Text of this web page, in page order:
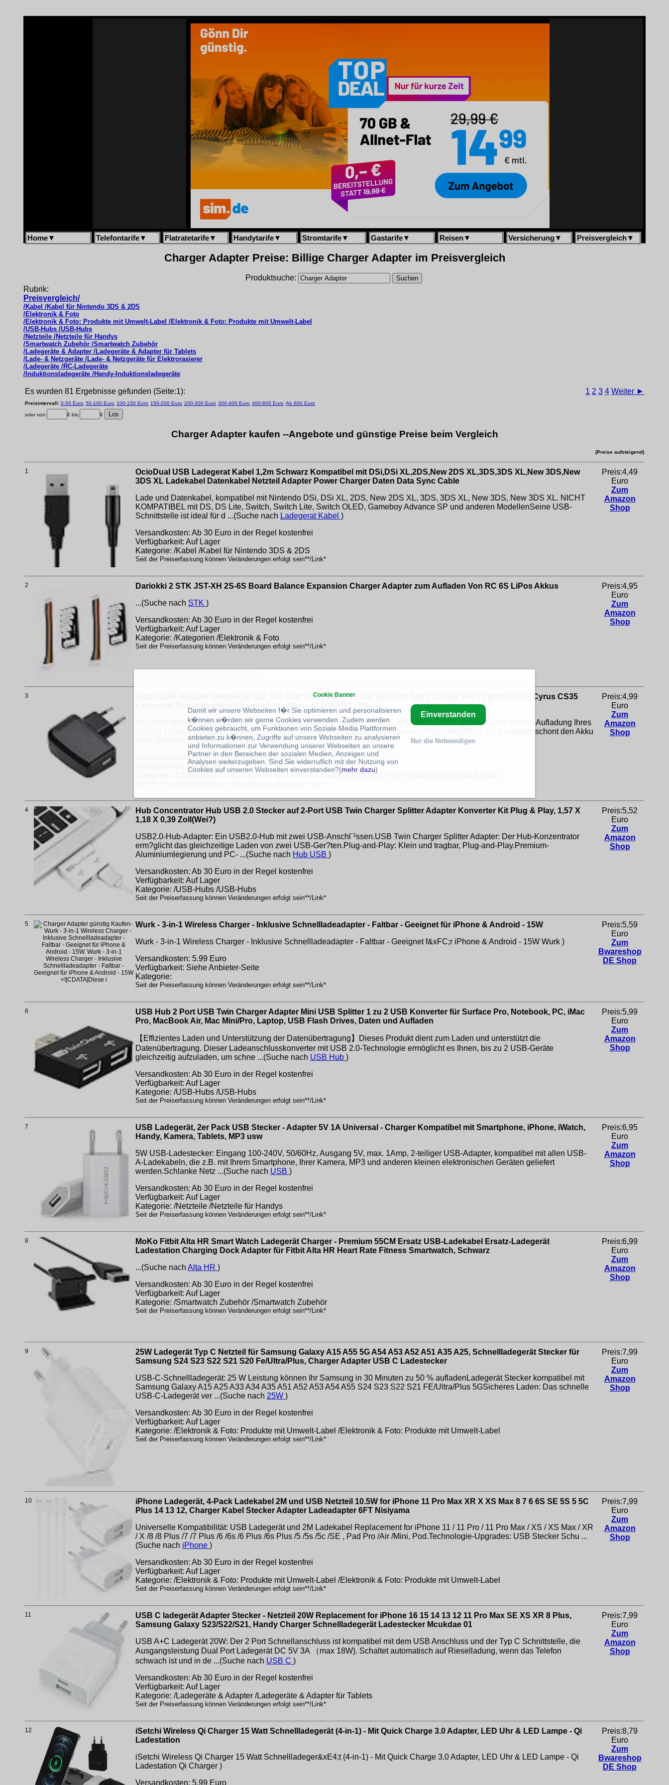
Home▼ Telefontarife▼ Flatratetarife▼ Handytarife▼ Stromtarife▼ Gastarife▼ Reisen▼ Versicherung▼ Preisvergleich▼
Charger Adapter Preise: Billige Charger Adapter im Preisvergleich
Produktsuche:
Rubrik:
Preisvergleich/
/Kabel /Kabel für Nintendo 3DS & 2DS
/Elektronik & Foto
/Elektronik & Foto: Produkte mit Umwelt-Label /Elektronik & Foto: Produkte mit Umwelt-Label
/USB-Hubs /USB-Hubs
/Netzteile /Netzteile für Handys
/Smartwatch Zubehör /Smartwatch Zubehör
/Ladegeräte & Adapter /Ladegeräte & Adapter für Tablets
/Lade- & Netzgeräte /Lade- & Netzgeräte für Elektrorasierer
/Ladegeräte /RC-Ladegeräte
/Induktionsladegeräte /Handy-Induktionsladegeräte
Es wurden 81 Ergebnisse gefunden (Seite:1): 1 2 3 4 Weiter ►
Preisintervall: 0-50 Euro 50-100 Euro 100-150 Euro 150-200 Euro 200-300 Euro 300-400 Euro 400-600 Euro Ab 600 Euro
oder von: € bis: €
Charger Adapter kaufen --Angebote und günstige Preise beim Vergleich
(Preise aufsteigend)
1
OcioDual USB Ladegerat Kabel 1,2m Schwarz Kompatibel mit DSi,DSi XL,2DS,New 2DS XL,3DS,3DS XL,New 3DS,New
3DS XL Ladekabel Datenkabel Netzteil Adapter Power Charger Daten Data Sync Cable
Lade und Datenkabel, kompatibel mit Nintendo DSi, DSi XL, 2DS, New 2DS XL, 3DS, 3DS XL, New 3DS, New 3DS XL. NICHT
KOMPATIBEL mit DS, DS Lite, Switch, Switch Lite, Switch OLED, Gameboy Advance SP und anderen ModellenSeine USB-
Schnittstelle ist ideal für d ...(Suche nach Ladegerat Kabel )
Versandkosten: Ab 30 Euro in der Regel kostenfrei
Verfügbarkeit: Auf Lager
Kategorie: /Kabel /Kabel für Nintendo 3DS & 2DS
Seit der Preiserfassung können Veränderungen erfolgt sein**/Link*
Preis:4,49
Euro
Zum
Amazon
Shop
2
Dariokki 2 STK JST-XH 2S-6S Board Balance Expansion Charger Adapter zum Aufladen Von RC 6S LiPos Akkus
...(Suche nach STK )
Versandkosten: Ab 30 Euro in der Regel kostenfrei
Verfügbarkeit: Auf Lager
Kategorie: /Kategorien /Elektronik & Foto
Seit der Preiserfassung können Veränderungen erfolgt sein**/Link*
Preis:4,95
Euro
Zum
Amazon
Shop
3
Slabo USB-Adapter Netzteil für Cat S31 | Cat S40 | Cat S52 | Cat S60 | Cat S61 | Cat S62 Pro | Cyrus CS24 | Cyrus CS35
Ladegerät Reiseladegerät Charger Ultra-Slim - SCHWARZ | Black
DESIGN: klein und kompakter ultra-slim Look gepaart mit schlichter OptikUNKOMPLIZIERT: schnelle und sichere Aufladung Ihres
CatS31 | CatS40 | CatS52 | CatS60 | CatS61 | CatS62Pro | CyrusCS24 | CyrusCS35SICHERHEIT: USB-Adapter schont den Akku
Ihres GerätsM ...(Suche nachUSB-Adapter)
Versandkosten: Ab 30 Euro in der Regel kostenfrei
Verfügbarkeit: Auf Lager
Kategorie: /Elektronik & Foto: Produkte mit Umwelt-Label /Elektronik & Foto: Produkte mit Umwelt-Label
Preis:4,99
Euro
Zum
Amazon
Shop
4
Hub Concentrator Hub USB 2.0 Stecker auf 2-Port USB Twin Charger Splitter Adapter Konverter Kit Plug & Play, 1,57 X
1,18 X 0,39 Zoll(Wei?)
USB2.0-Hub-Adapter: Ein USB2.0-Hub mit zwei USB-Anschl¨¹ssen.USB Twin Charger Splitter Adapter: Der Hub-Konzentrator
erm?glicht das gleichzeitige Laden von zwei USB-Ger?ten.Plug-and-Play: Klein und tragbar, Plug-and-Play.Premium-
Aluminiumlegierung und PC- ...(Suche nach Hub USB )
Versandkosten: Ab 30 Euro in der Regel kostenfrei
Verfügbarkeit: Auf Lager
Kategorie: /USB-Hubs /USB-Hubs
Seit der Preiserfassung können Veränderungen erfolgt sein**/Link*
Preis:5,52
Euro
Zum
Amazon
Shop
5
Wurk - 3-in-1 Wireless Charger - Inklusive Schnellladeadapter - Faltbar - Geeignet für iPhone & Android - 15W
Wurk - 3-in-1 Wireless Charger - Inklusive Schnellladeadapter - Faltbar - Geeignet f&xFC;r iPhone & Android - 15W Wurk )
Versandkosten: 5.99 Euro
Verfügbarkeit: Siehe Anbieter-Seite
Kategorie:
Seit der Preiserfassung können Veränderungen erfolgt sein**/Link*
Preis:5,59
Euro
Zum
Bwareshop
DE Shop
6
USB Hub 2 Port USB Twin Charger Adapter Mini USB Splitter 1 zu 2 USB Konverter für Surface Pro, Notebook, PC, iMac
Pro, MacBook Air, Mac Mini/Pro, Laptop, USB Flash Drives, Daten und Aufladen
【Effizientes Laden und Unterstützung der Datenübertragung】Dieses Produkt dient zum Laden und unterstützt die
Datenübertragung. Dieser Ladeanschlusskonverter mit USB 2.0-Technologie ermöglicht es Ihnen, bis zu 2 USB-Geräte
gleichzeitig aufzuladen, um schne ...(Suche nach USB Hub )
Versandkosten: Ab 30 Euro in der Regel kostenfrei
Verfügbarkeit: Auf Lager
Kategorie: /USB-Hubs /USB-Hubs
Seit der Preiserfassung können Veränderungen erfolgt sein**/Link*
Preis:5,99
Euro
Zum
Amazon
Shop
7
USB Ladegerät, 2er Pack USB Stecker - Adapter 5V 1A Universal - Charger Kompatibel mit Smartphone, iPhone, iWatch,
Handy, Kamera, Tablets, MP3 usw
5W USB-Ladestecker: Eingang 100-240V, 50/60Hz, Ausgang 5V, max. 1Amp, 2-teiliger USB-Adapter, kompatibel mit allen USB-
A-Ladekabeln, die z.B. mit Ihrem Smartphone, Ihrer Kamera, MP3 und anderen kleinen elektronischen Geräten geliefert
werden.Schlanke Netz ...(Suche nach USB )
Versandkosten: Ab 30 Euro in der Regel kostenfrei
Verfügbarkeit: Auf Lager
Kategorie: /Netzteile /Netzteile für Handys
Seit der Preiserfassung können Veränderungen erfolgt sein**/Link*
Preis:6,95
Euro
Zum
Amazon
Shop
8
MoKo Fitbit Alta HR Smart Watch Ladegerät Charger - Premium 55CM Ersatz USB-Ladekabel Ersatz-Ladegerät
Ladestation Charging Dock Adapter für Fitbit Alta HR Heart Rate Fitness Smartwatch, Schwarz
...(Suche nach Alta HR )
Versandkosten: Ab 30 Euro in der Regel kostenfrei
Verfügbarkeit: Auf Lager
Kategorie: /Smartwatch Zubehör /Smartwatch Zubehör
Seit der Preiserfassung können Veränderungen erfolgt sein**/Link*
Preis:6,99
Euro
Zum
Amazon
Shop
9
25W Ladegerät Typ C Netzteil für Samsung Galaxy A15 A55 5G A54 A53 A52 A51 A35 A25, Schnellladegerät Stecker für
Samsung S24 S23 S22 S21 S20 Fe/Ultra/Plus, Charger Adapter USB C Ladestecker
USB-C-Schnellladegerät: 25 W Leistung können Ihr Samsung in 30 Minuten zu 50 % aufladenLadegerät Stecker kompatibel mit
Samsung Galaxy A15 A25 A33 A34 A35 A51 A52 A53 A54 A55 S24 S23 S22 S21 FE/Ultra/Plus 5GSicheres Laden: Das schnelle
USB-C-Ladegerät ver ...(Suche nach 25W )
Versandkosten: Ab 30 Euro in der Regel kostenfrei
Verfügbarkeit: Auf Lager
Kategorie: /Elektronik & Foto: Produkte mit Umwelt-Label /Elektronik & Foto: Produkte mit Umwelt-Label
Seit der Preiserfassung können Veränderungen erfolgt sein**/Link*
Preis:7,99
Euro
Zum
Amazon
Shop
10
iPhone Ladegerät, 4-Pack Ladekabel 2M und USB Netzteil 10.5W for iPhone 11 Pro Max XR X XS Max 8 7 6 6S SE 5S 5 5C
Plus 14 13 12, Charger Kabel Stecker Adapter Ladeadapter 6FT Nisiyama
Universelle Kompatibilität: USB Ladegerät und 2M Ladekabel Replacement for iPhone 11 / 11 Pro / 11 Pro Max / XS / XS Max / XR
/ X /8 /8 Plus /7 /7 Plus /6 /6s /6 Plus /6s Plus /5 /5s /5c /SE , Pad Pro /Air /Mini, Pod.Technologie-Upgrades: USB Stecker Schu ...
(Suche nach iPhone )
Versandkosten: Ab 30 Euro in der Regel kostenfrei
Verfügbarkeit: Auf Lager
Kategorie: /Elektronik & Foto: Produkte mit Umwelt-Label /Elektronik & Foto: Produkte mit Umwelt-Label
Seit der Preiserfassung können Veränderungen erfolgt sein**/Link*
Preis:7,99
Euro
Zum
Amazon
Shop
11
USB C ladegerät Adapter Stecker - Netzteil 20W Replacement for iPhone 16 15 14 13 12 11 Pro Max SE XS XR 8 Plus,
Samsung Galaxy S23/S22/S21, Handy Charger Schnellladegerät Ladestecker Mcukdae 01
USB A+C Ladegerät 20W: Der 2 Port Schnellanschluss ist kompatibel mit dem USB Anschluss und der Typ C Schnittstelle, die
Ausgangsleistung Dual Port Ladegerät DC 5V 3A （max 18W). Schaltet automatisch auf Rieselladung, wenn das Telefon
schwach ist und in de ...(Suche nach USB C )
Versandkosten: Ab 30 Euro in der Regel kostenfrei
Verfügbarkeit: Auf Lager
Kategorie: /Ladegeräte & Adapter /Ladegeräte & Adapter für Tablets
Seit der Preiserfassung können Veränderungen erfolgt sein**/Link*
Preis:7,99
Euro
Zum
Amazon
Shop
12
iSetchi Wireless Qi Charger 15 Watt Schnellladegerät (4-in-1) - Mit Quick Charge 3.0 Adapter, LED Uhr & LED Lampe - Qi
Ladestation
iSetchi Wireless Qi Charger 15 Watt Schnellladeger&xE4;t (4-in-1) - Mit Quick Charge 3.0 Adapter, LED Uhr & LED Lampe - Qi
Ladestation Qi Charger )
Versandkosten: 5.99 Euro
Preis:8,79
Euro
Zum
Bwareshop
DE Shop
Cookie Banner
Damit wir unsere Webseiten f�r Sie optimieren und personalisieren
k�nnen w�rden wir gerne Cookies verwenden. Zudem werden
Cookies gebraucht, um Funktionen von Soziale Media Plattformen
anbieten zu k�nnen, Zugriffe auf unsere Webseiten zu analysieren
und Informationen zur Verwendung unserer Webseiten an unsere
Partner in den Bereichen der sozialen Medien, Anzeigen und
Analysen weiterzugeben. Sind Sie widerruflich mit der Nutzung von
Cookies auf unseren Webseiten einverstanden?(mehr dazu)
Einverstanden
Nur die Notwendigen